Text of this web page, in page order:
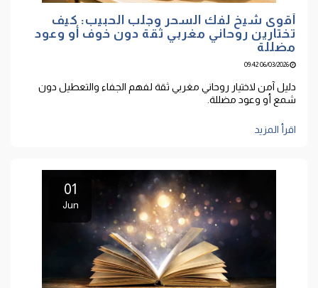
أقوى شيخ لفك السحر وجلب الحبيب: كيف
تختارين روحاني مغربي ثقة دون خوف أو وعود
مضللة
06/03/2026 09:42
دليل آمن لاختيار روحاني مغربي ثقة لفهم الجفاء والتعطيل دون
شمع أو وعود مضللة.
اقرأ المزيد
01
Jun